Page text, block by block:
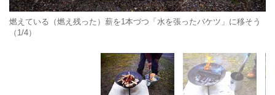
燃えている（燃え残った）薪を1本づつ「水を張ったバケツ」に移そう
（1/4）